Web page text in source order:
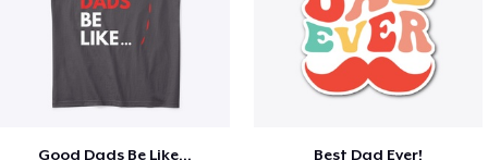
Good Dads Be Like... Best Dad Ever!